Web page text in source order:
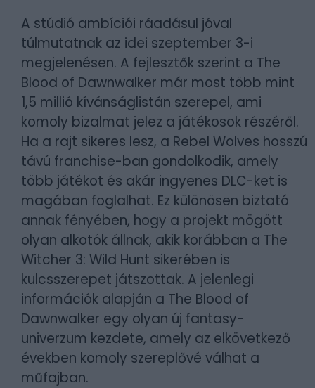
A stúdió ambíciói ráadásul jóval
túlmutatnak az idei szeptember 3-i
megjelenésen. A fejlesztők szerint a The
Blood of Dawnwalker már most több mint
1,5 millió kívánságlistán szerepel, ami
komoly bizalmat jelez a játékosok részéről.
Ha a rajt sikeres lesz, a Rebel Wolves hosszú
távú franchise-ban gondolkodik, amely
több játékot és akár ingyenes DLC-ket is
magában foglalhat. Ez különösen biztató
annak fényében, hogy a projekt mögött
olyan alkotók állnak, akik korábban a The
Witcher 3: Wild Hunt sikerében is
kulcsszerepet játszottak. A jelenlegi
információk alapján a The Blood of
Dawnwalker egy olyan új fantasy-
univerzum kezdete, amely az elkövetkező
években komoly szereplővé válhat a
műfajban.